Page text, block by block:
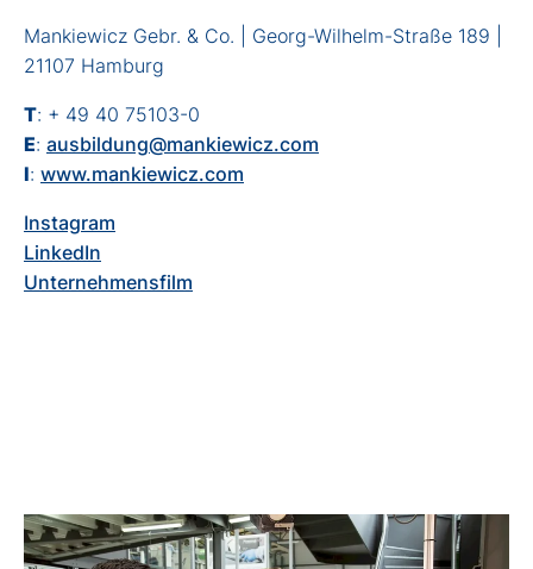
Mankiewicz Gebr. & Co. | Georg-Wilhelm-Straße 189 |
21107 Hamburg
T: + 49 40 75103-0
E: ausbildung@mankiewicz.com
I: www.mankiewicz.com
Instagram
LinkedIn
Unternehmensfilm